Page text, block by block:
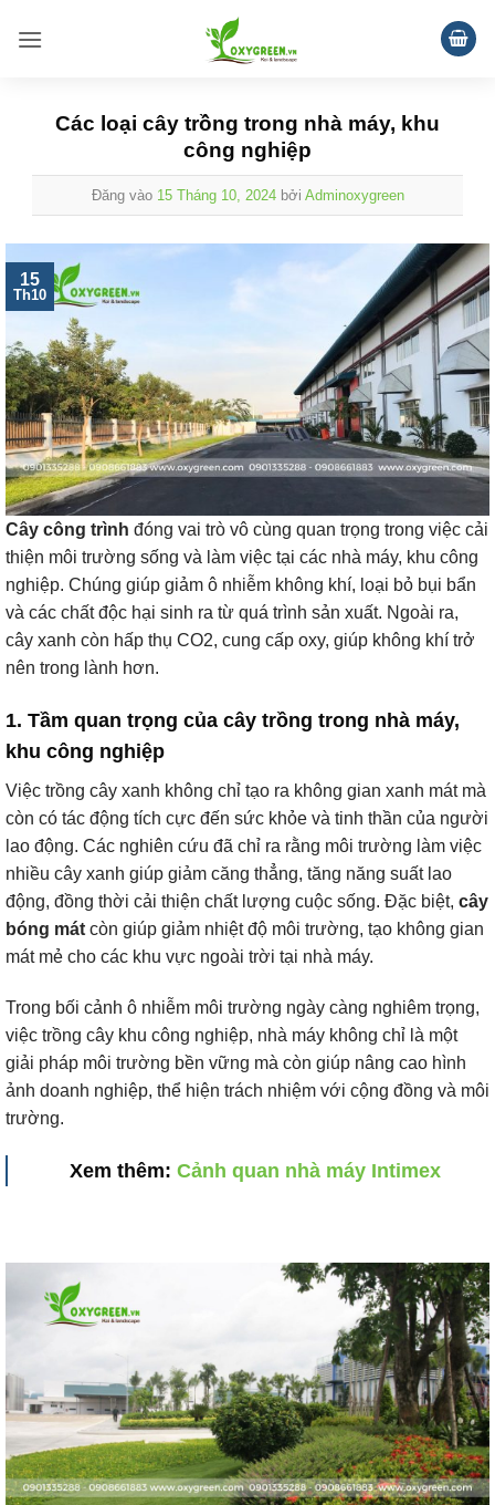
qua
Các loại cây trồng trong nhà máy, khu
công nghiệp
Đăng vào 15 Tháng 10, 2024 bởi Adminoxygreen
15
Th10
Cây công trình đóng vai trò vô cùng quan trọng trong việc cải
thiện môi trường sống và làm việc tại các nhà máy, khu công
nghiệp. Chúng giúp giảm ô nhiễm không khí, loại bỏ bụi bẩn
và các chất độc hại sinh ra từ quá trình sản xuất. Ngoài ra,
cây xanh còn hấp thụ CO2, cung cấp oxy, giúp không khí trở
nên trong lành hơn.
1. Tầm quan trọng của cây trồng trong nhà máy,
khu công nghiệp
Việc trồng cây xanh không chỉ tạo ra không gian xanh mát mà
còn có tác động tích cực đến sức khỏe và tinh thần của người
lao động. Các nghiên cứu đã chỉ ra rằng môi trường làm việc
nhiều cây xanh giúp giảm căng thẳng, tăng năng suất lao
động, đồng thời cải thiện chất lượng cuộc sống. Đặc biệt, cây
bóng mát còn giúp giảm nhiệt độ môi trường, tạo không gian
mát mẻ cho các khu vực ngoài trời tại nhà máy.
Trong bối cảnh ô nhiễm môi trường ngày càng nghiêm trọng,
việc trồng cây khu công nghiệp, nhà máy không chỉ là một
giải pháp môi trường bền vững mà còn giúp nâng cao hình
ảnh doanh nghiệp, thể hiện trách nhiệm với cộng đồng và môi
trường.
Xem thêm: Cảnh quan nhà máy Intimex